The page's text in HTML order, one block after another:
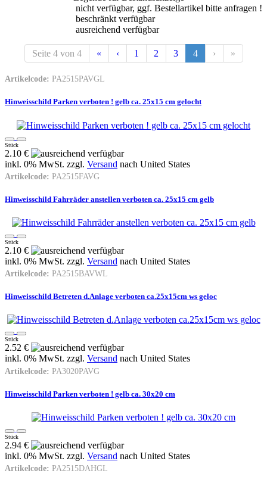
nicht verfügbar, ggf. Bestellartikel bitte anfragen !
beschränkt verfügbar
ausreichend verfügbar
Seite 4 von 4 « ‹ 1 2 3 4 › »
Artikelcode: PA2515PAVGL
Hinweisschild Parken verboten ! gelb ca. 25x15 cm gelocht
Stück
2.10 €
inkl. 0% MwSt. zzgl. Versand nach United States
Artikelcode: PA2515FAVG
Hinweisschild Fahrräder anstellen verboten ca. 25x15 cm gelb
Stück
2.10 €
inkl. 0% MwSt. zzgl. Versand nach United States
Artikelcode: PA2515BAVWL
Hinweisschild Betreten d.Anlage verboten ca.25x15cm ws geloc
Stück
2.52 €
inkl. 0% MwSt. zzgl. Versand nach United States
Artikelcode: PA3020PAVG
Hinweisschild Parken verboten ! gelb ca. 30x20 cm
Stück
2.94 €
inkl. 0% MwSt. zzgl. Versand nach United States
Artikelcode: PA2515DAHGL